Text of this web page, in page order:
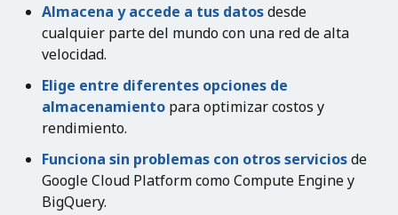
Almacena y accede a tus datosdesde
cualquier parte del mundo con una red de alta
velocidad.
Elige entre diferentes opciones de
almacenamiento para optimizar costos y
rendimiento.
Funciona sin problemas con otros serviciosde
Google Cloud Platform como Compute Engine y
BigQuery.